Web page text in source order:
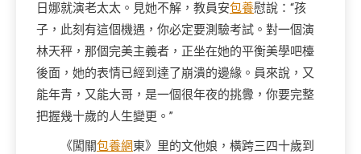
日娜就演老太太。見她不解，教員安包養慰說：“孩
子，此刻有這個機遇，你必定要測驗考試。對一個演
林天秤，那個完美主義者，正坐在她的平衡美學吧檯
後面，她的表情已經到達了崩潰的邊緣。員來說，又
能年青，又能大哥，是一個很年夜的挑釁，你要完整
把握幾十歲的人生變更。”
《闖關包養網東》里的文他娘，橫跨三四十歲到